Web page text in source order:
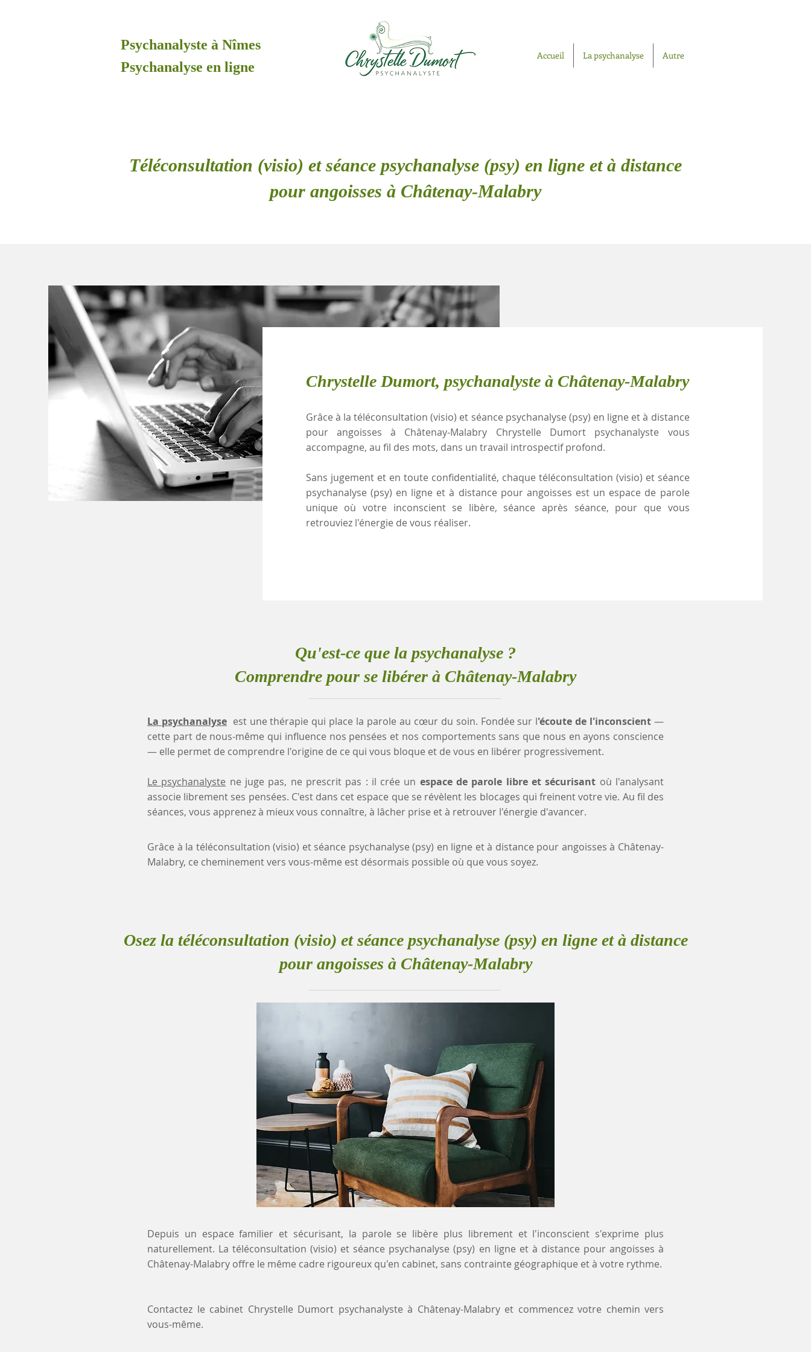
Psychanalyste à Nîmes
Psychanalyse en ligne
Accueil La psychanalyse Autre
Téléconsultation (visio) et séance psychanalyse (psy) en ligne et à distance
pour angoisses à Châtenay-Malabry
Chrystelle Dumort, psychanalyste à Châtenay-Malabry
Grâce à la téléconsultation (visio) et séance psychanalyse (psy) en ligne et à distance
pour angoisses à Châtenay-Malabry Chrystelle Dumort psychanalyste vous
accompagne, au fil des mots, dans un travail introspectif profond.
Sans jugement et en toute confidentialité, chaque téléconsultation (visio) et séance
psychanalyse (psy) en ligne et à distance pour angoisses est un espace de parole
unique où votre inconscient se libère, séance après séance, pour que vous
retrouviez l'énergie de vous réaliser.
Qu'est-ce que la psychanalyse ?
Comprendre pour se libérer à Châtenay-Malabry
La psychanalyse est une thérapie qui place la parole au cœur du soin. Fondée sur l'écoute de l'inconscient—
cette part de nous-même qui influence nos pensées et nos comportements sans que nous en ayons conscience
— elle permet de comprendre l'origine de ce qui vous bloque et de vous en libérer progressivement.
Le psychanalyste ne juge pas, ne prescrit pas : il crée un espace de parole libre et sécurisant où l'analysant
associe librement ses pensées. C'est dans cet espace que se révèlent les blocages qui freinent votre vie. Au fil des
séances, vous apprenez à mieux vous connaître, à lâcher prise et à retrouver l'énergie d'avancer.
Grâce à la téléconsultation (visio) et séance psychanalyse (psy) en ligne et à distance pour angoisses à Châtenay-
Malabry, ce cheminement vers vous-même est désormais possible où que vous soyez.
Osez la téléconsultation (visio) et séance psychanalyse (psy) en ligne et à distance
pour angoisses à Châtenay-Malabry
Depuis un espace familier et sécurisant, la parole se libère plus librement et l'inconscient s'exprime plus
naturellement. La téléconsultation (visio) et séance psychanalyse (psy) en ligne et à distance pour angoisses à
Châtenay-Malabry offre le même cadre rigoureux qu'en cabinet, sans contrainte géographique et à votre rythme.
Contactez le cabinet Chrystelle Dumort psychanalyste à Châtenay-Malabry et commencez votre chemin vers
vous-même.